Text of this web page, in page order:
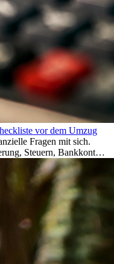
vor dem Umzug
Fragen mit sich.
Steuern, Bankkonto,
damit dein Neustart